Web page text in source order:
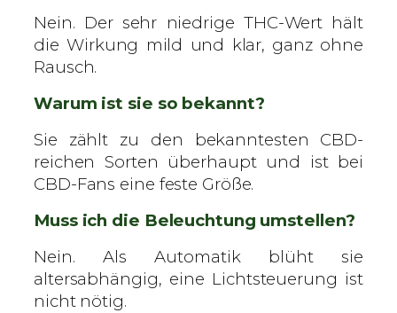
Nein. Der sehr niedrige THC-Wert hält
die Wirkung mild und klar, ganz ohne
Rausch.
Warum ist sie so bekannt?
Sie zählt zu den bekanntesten CBD-
reichen Sorten überhaupt und ist bei
CBD-Fans eine feste Größe.
Muss ich die Beleuchtung umstellen?
Nein. Als Automatik blüht sie
altersabhängig, eine Lichtsteuerung ist
nicht nötig.